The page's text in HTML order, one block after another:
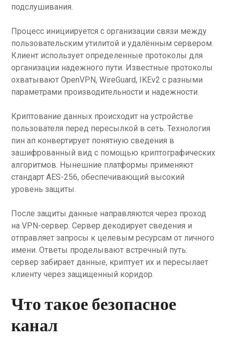
подслушивания.
Процесс инициируется с организации связи между
пользовательским утилитой и удалённым сервером.
Клиент использует определенные протоколы для
организации надежного пути. Известные протоколы
охватывают OpenVPN, WireGuard, IKEv2 с разными
параметрами производительности и надежности.
Криптование данных происходит на устройстве
пользователя перед пересылкой в сеть. Технология
пин ап конвертирует понятную сведения в
зашифрованный вид с помощью криптографических
алгоритмов. Нынешние платформы применяют
стандарт AES-256, обеспечивающий высокий
уровень защиты.
После защиты данные направляются через проход
на VPN-сервер. Сервер декодирует сведения и
отправляет запросы к целевым ресурсам от личного
имени. Ответы проделывают встречный путь:
сервер забирает данные, криптует их и пересылает
клиенту через защищенный коридор.
Что такое безопасное
канал